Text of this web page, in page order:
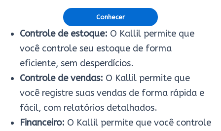
Conhecer
Controle de estoque: O Kallil permite que
você controle seu estoque de forma
eficiente, sem desperdícios.
Controle de vendas: O Kallil permite que
você registre suas vendas de forma rápida e
fácil, com relatórios detalhados.
Financeiro: O Kallil permite que você controle